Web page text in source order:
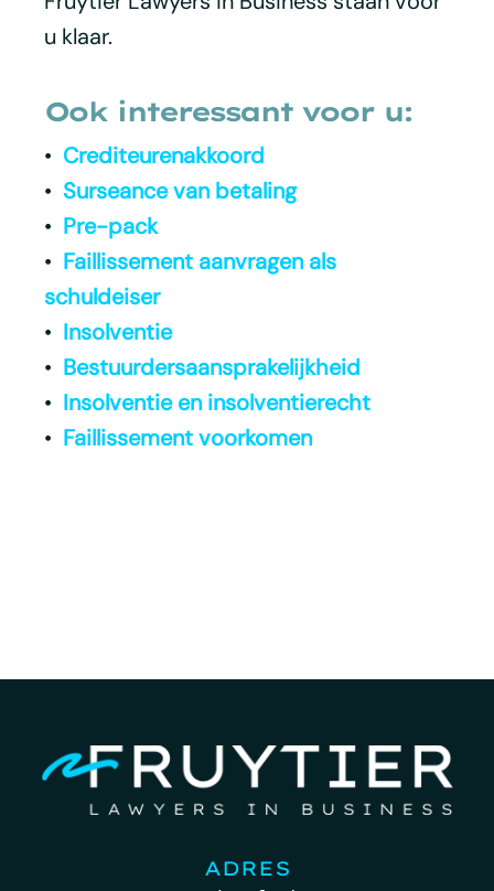
u klaar.
Ook interessant voor u:
• Crediteurenakkoord
• Surseance van betaling
• Pre-pack
• Faillissement aanvragen als
schuldeiser
• Insolventie
• Bestuurdersaansprakelijkheid
• Insolventie en insolventierecht
• Faillissement voorkomen
ADRES